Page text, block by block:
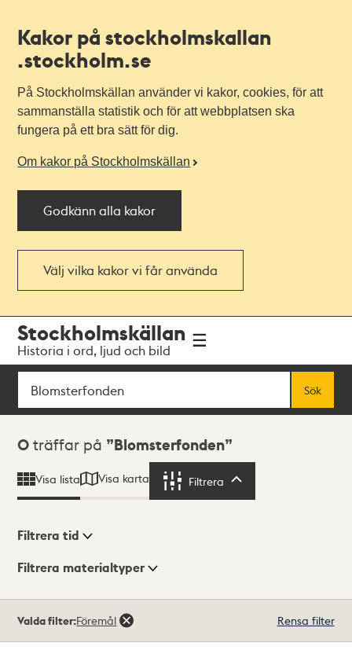
Kakor på stockholmskallan
.stockholm.se
På Stockholmskällan använder vi kakor, cookies, för att
sammanställa statistik och för att webbplatsen ska
fungera på ett bra sätt för dig.
Om kakor på Stockholmskällan
Godkänn alla kakor
Välj vilka kakor vi får använda
navigationen
huvudinnehållet
Stockholmskällan
Historia i ord, ljud och bild
Sök
Sök
Sökresultat
0 träffar på Blomsterfonden
Visa lista Visa karta Filtrera
Visningsläge
Filtrera tid
Filtrera materialtyper
träffar
Valda filter:Föremål Rensa filter